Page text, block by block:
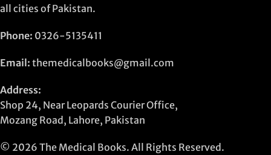
all cities of Pakistan.
Phone: 0326-5135411
Email: themedicalbooks@gmail.com
Address:
Shop 24, Near Leopards Courier Office,
Mozang Road, Lahore, Pakistan
© 2026 The Medical Books. All Rights Reserved.